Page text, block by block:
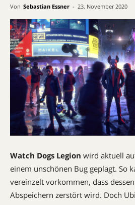
Von Sebastian Essner - 23. November 2020
Watch Dogs Legion wird aktuell
einem unschönen Bug geplagt. So
vereinzelt vorkommen, dass
Abspeichern zerstört wird. Doch